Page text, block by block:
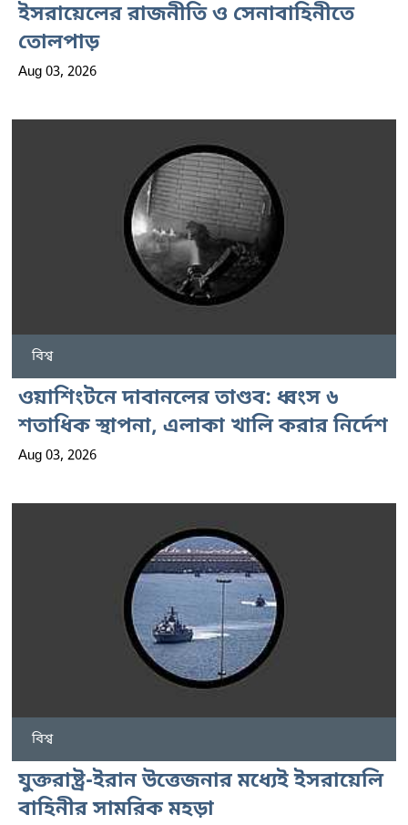
ইসরায়েলের রাজনীতি ও সেনাবাহিনীতে
তোলপাড়
Aug 03, 2026
বিশ্ব
ওয়াশিংটনে দাবানলের তাণ্ডব: ধ্বংস ৬
শতাধিক স্থাপনা, এলাকা খালি করার নির্দেশ
Aug 03, 2026
বিশ্ব
যুক্তরাষ্ট্র-ইরান উত্তেজনার মধ্যেই ইসরায়েলি
বাহিনীর সামরিক মহড়া